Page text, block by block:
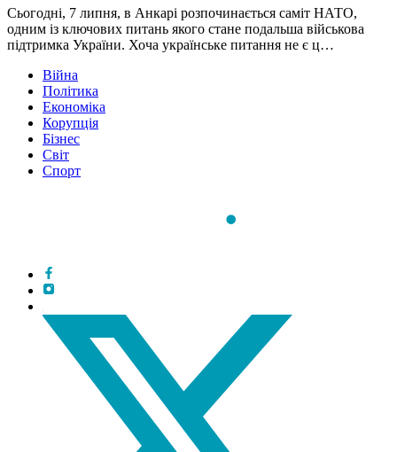
Сьогодні, 7 липня, в Анкарі розпочинається саміт НАТО,
одним із ключових питань якого стане подальша військова
підтримка України. Хоча українське питання не є ц…
Війна
Політика
Економіка
Корупція
Бізнес
Світ
Спорт